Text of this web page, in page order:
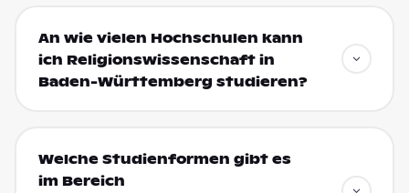
An wie vielen Hochschulen kann
ich Religionswissenschaft in
Baden-Württemberg studieren?
Welche Studienformen gibt es
im Bereich